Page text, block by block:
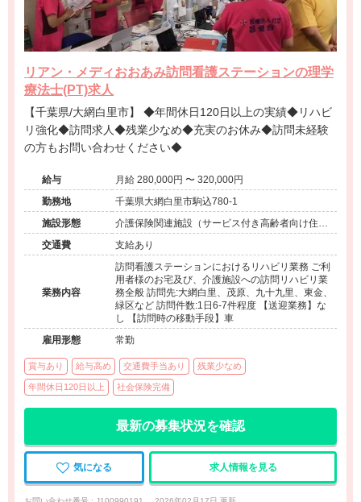
リアン・メディおおあみ訪問看護ステーションの理学
療法士(PT)求人
【千葉県/大網白里市】 ◆年間休日120日以上の実績◆リハビ
リ強化◆訪問求人◆残業少なめ◆充実のお休み◆訪問未経験
の方もお問い合わせください◆
給与
月給 280,000円 〜 320,000円
勤務地
千葉県大網白里市駒込780-1
施設形態
介護保険関連施設（サービス付き高齢者向け住宅/
訪問看護・リハ）
交通費 支給あり
業務内容
訪問看護ステーションにおけるリハビリ業務 ご利
用者様のお宅及び、介護施設への訪問リハビリ業
務全般 訪問先:大網白里、茂原、九十九里、東金、
緑区など 訪問件数:1日6-7件程度 【送迎業務】な
し 【訪問時の移動手段】車
雇用形態
常勤
賞与あり 給与高め 交通費手当あり 残業少なめ
年間休日120日以上 社会保険完備
最新の募集状況を確認
気になる 求人情報を見る